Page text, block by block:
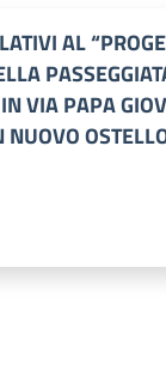
AL
VIA PAPA